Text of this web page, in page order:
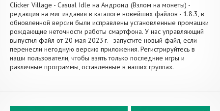
Clicker Village - Casual Idle на Андроид (Взлом на монеты) -
редакция на миг издания в каталоге новейших файлов - 1.8.3, в
обновленной версии были исправлены установленные промашки
рождающие неточности работы смартфона. У нас управляющий
выпустил файл от 20 мая 2023 г. - запустите новый файл, если
перенесли негодную версию приложения. Регистрируйтесь в
наши пользователи, чтобы взять только последние игры и
различные программы, оставленные в наших группах.